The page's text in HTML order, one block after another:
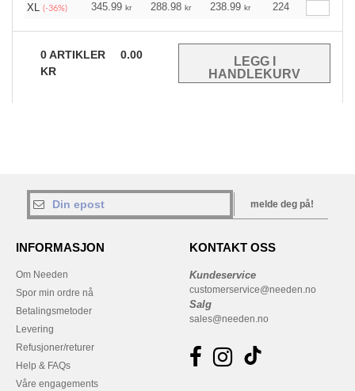
XL (-36%) 345.99 kr 288.98 kr 238.99 kr 224
0ARTIKLER
0.00
KR
melde deg på!
INFORMASJON
Om Needen
Spor min ordre nå
Betalingsmetoder
Levering
Refusjoner/returer
Help & FAQs
Våre engagements
KONTAKT OSS
Kundeservice
customerservice@needen.no
Salg
sales@needen.no